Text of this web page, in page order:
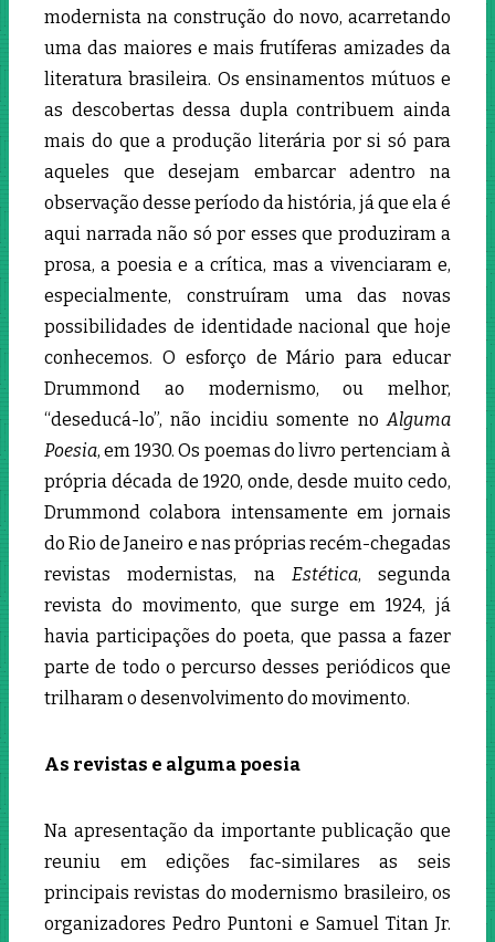
modernista na construção do novo, acarretando
uma das maiores e mais frutíferas amizades da
literatura brasileira. Os ensinamentos mútuos e
as descobertas dessa dupla contribuem ainda
mais do que a produção literária por si só para
aqueles que desejam embarcar adentro na
observação desse período da história, já que ela é
aqui narrada não só por esses que produziram a
prosa, a poesia e a crítica, mas a vivenciaram e,
especialmente, construíram uma das novas
possibilidades de identidade nacional que hoje
conhecemos. O esforço de Mário para educar
Drummond ao modernismo, ou melhor,
“deseducá-lo”, não incidiu somente no Alguma
Poesia, em 1930. Os poemas do livro pertenciam à
própria década de 1920, onde, desde muito cedo,
Drummond colabora intensamente em jornais
do Rio de Janeiro e nas próprias recém-chegadas
revistas modernistas, na Estética, segunda
revista do movimento, que surge em 1924, já
havia participações do poeta, que passa a fazer
parte de todo o percurso desses periódicos que
trilharam o desenvolvimento do movimento.
As revistas e alguma poesia
Na apresentação da importante publicação que
reuniu em edições fac-similares as seis
principais revistas do modernismo brasileiro, os
organizadores Pedro Puntoni e Samuel Titan Jr.